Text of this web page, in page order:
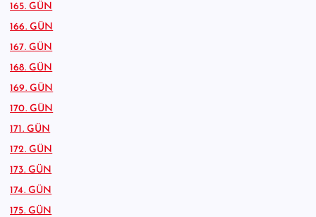
165. GÜN
166. GÜN
167. GÜN
168. GÜN
169. GÜN
170. GÜN
171. GÜN
172. GÜN
173. GÜN
174. GÜN
175. GÜN